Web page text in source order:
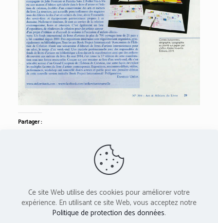
Partager :
L'Atelier Vis-à-Vis est membre du réseau PAC -
Provence Art Contemporain
Cette association reçoit le soutien de :
Ce site Web utilise des cookies pour améliorer votre
expérience. En utilisant ce site Web, vous acceptez notre
Politique de protection des données.